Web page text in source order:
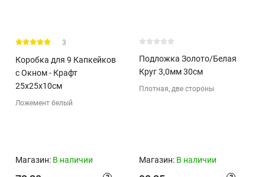
3
Коробка для 9 Капкейков
с Окном - Крафт
25х25х10см
Ложемент белый
Магазин: В наличии
Подложка Золото/Белая
Круг 3,0мм 30см
Плотная, две стороны
Магазин: В наличии